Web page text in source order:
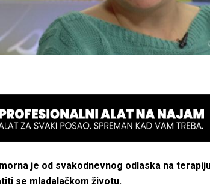
je od svakodnevnog odlaska na
se mladalačkom životu.